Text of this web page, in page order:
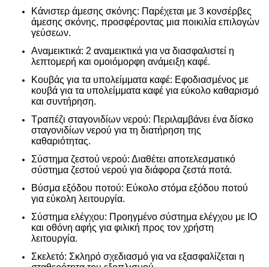
Κάνιστερ άμεσης σκόνης: Παρέχεται με 3 κονσέρβες
άμεσης σκόνης, προσφέροντας μια ποικιλία επιλογών
γεύσεων.
Αναμεικτικά: 2 αναμεικτικά για να διασφαλιστεί η
λεπτομερή και ομοιόμορφη ανάμειξη καφέ.
Κουβάς για τα υπολείμματα καφέ: Εφοδιασμένος με
κουβά για τα υπολείμματα καφέ για εύκολο καθαρισμό
και συντήρηση.
Τραπέζι σταγονιδίων νερού: Περιλαμβάνει ένα δίσκο
σταγονιδίων νερού για τη διατήρηση της
καθαριότητας.
Σύστημα ζεστού νερού: Διαθέτει αποτελεσματικό
σύστημα ζεστού νερού για διάφορα ζεστά ποτά.
Βύσμα εξόδου ποτού: Εύκολο στόμα εξόδου ποτού
για εύκολη λειτουργία.
Σύστημα ελέγχου: Προηγμένο σύστημα ελέγχου με IO
και οθόνη αφής για φιλική προς τον χρήστη
λειτουργία.
Σκελετό: Σκληρό σχεδιασμό για να εξασφαλίζεται η